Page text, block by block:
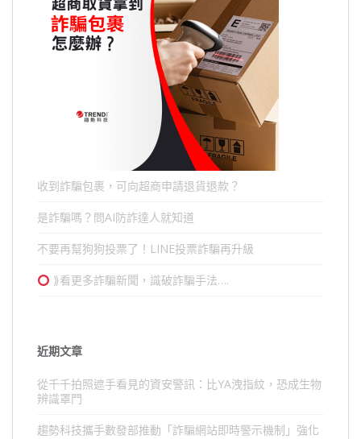
收到詐騙包裹，可向超商申請退貨退款？
是詐騙嗎？問AI防詐達人就知道
不要再幫狗狗投票了！LINE投票詐騙再升級
⟫看更多詐騙新聞，識破詐騙手法….
近期文章
從千千拍照遮手看見的資安警訊：比YA洩指紋，恐成生物
辨識罩門
趨勢科技攜手數發部推動「詐騙網站即時警示機制」強化